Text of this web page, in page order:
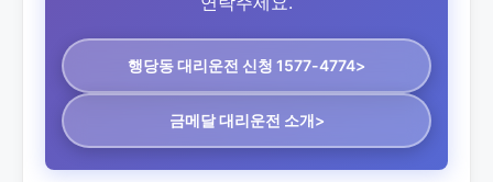
행당동 대리운전 신청 1577-4774>
금메달 대리운전 소개>